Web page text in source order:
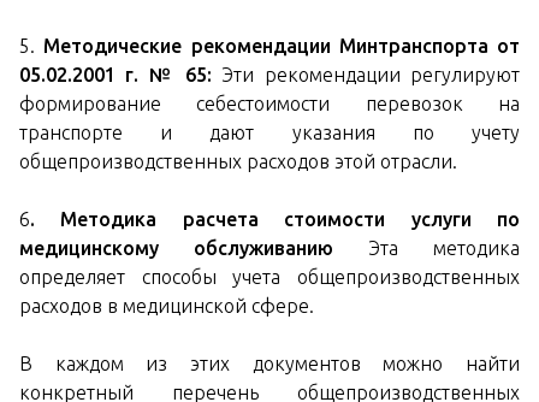
5. Методические рекомендации Минтранспорта от
05.02.2001 г. № 65: Эти рекомендации регулируют
формирование себестоимости перевозок на
транспорте и дают указания по учету
общепроизводственных расходов этой отрасли.
6. Методика расчета стоимости услуги по
медицинскому обслуживанию Эта методика
определяет способы учета общепроизводственных
расходов в медицинской сфере.
В каждом из этих документов можно найти
конкретный перечень общепроизводственных